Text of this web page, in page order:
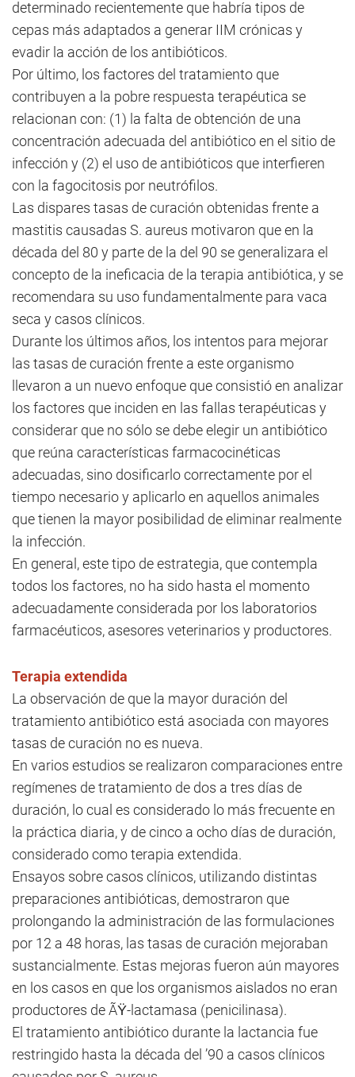
determinado recientemente que habría tipos de
cepas más adaptados a generar IIM crónicas y
evadir la acción de los antibióticos.
Por último, los factores del tratamiento que
contribuyen a la pobre respuesta terapéutica se
relacionan con: (1) la falta de obtención de una
concentración adecuada del antibiótico en el sitio de
infección y (2) el uso de antibióticos que interfieren
con la fagocitosis por neutrófilos.
Las dispares tasas de curación obtenidas frente a
mastitis causadas S. aureus motivaron que en la
década del 80 y parte de la del 90 se generalizara el
concepto de la ineficacia de la terapia antibiótica, y se
recomendara su uso fundamentalmente para vaca
seca y casos clínicos.
Durante los últimos años, los intentos para mejorar
las tasas de curación frente a este organismo
llevaron a un nuevo enfoque que consistió en analizar
los factores que inciden en las fallas terapéuticas y
considerar que no sólo se debe elegir un antibiótico
que reúna características farmacocinéticas
adecuadas, sino dosificarlo correctamente por el
tiempo necesario y aplicarlo en aquellos animales
que tienen la mayor posibilidad de eliminar realmente
la infección.
En general, este tipo de estrategia, que contempla
todos los factores, no ha sido hasta el momento
adecuadamente considerada por los laboratorios
farmacéuticos, asesores veterinarios y productores.
Terapia extendida
La observación de que la mayor duración del
tratamiento antibiótico está asociada con mayores
tasas de curación no es nueva.
En varios estudios se realizaron comparaciones entre
regímenes de tratamiento de dos a tres días de
duración, lo cual es considerado lo más frecuente en
la práctica diaria, y de cinco a ocho días de duración,
considerado como terapia extendida.
Ensayos sobre casos clínicos, utilizando distintas
preparaciones antibióticas, demostraron que
prolongando la administración de las formulaciones
por 12 a 48 horas, las tasas de curación mejoraban
sustancialmente. Estas mejoras fueron aún mayores
en los casos en que los organismos aislados no eran
productores de ÃŸ-lactamasa (penicilinasa).
El tratamiento antibiótico durante la lactancia fue
restringido hasta la década del ’90 a casos clínicos